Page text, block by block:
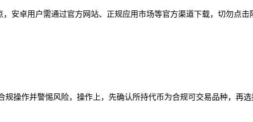
安卓用户需通过官方网站、正规应用市场等官方渠道下载，切勿点击
操作并警惕风险，操作上，先确认所持代币为合规可交易品种，再